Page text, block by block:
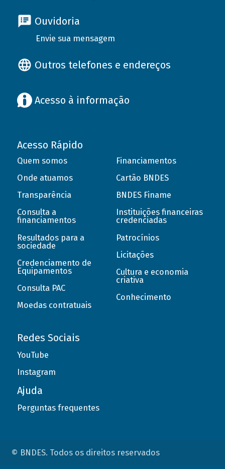
Ouvidoria
Envie sua mensagem
Outros telefones e endereços
Acesso à informação
Acesso Rápido
Quem somos
Onde atuamos
Transparência
Consulta a
financiamentos
Resultados para a
sociedade
Credenciamento de
Equipamentos
Consulta PAC
Moedas contratuais
Financiamentos
Cartão BNDES
BNDES Finame
Instituições financeiras
credenciadas
Patrocínios
Licitações
Cultura e economia
criativa
Conhecimento
Redes Sociais
YouTube
Instagram
Ajuda
Perguntas frequentes
© BNDES. Todos os direitos reservados